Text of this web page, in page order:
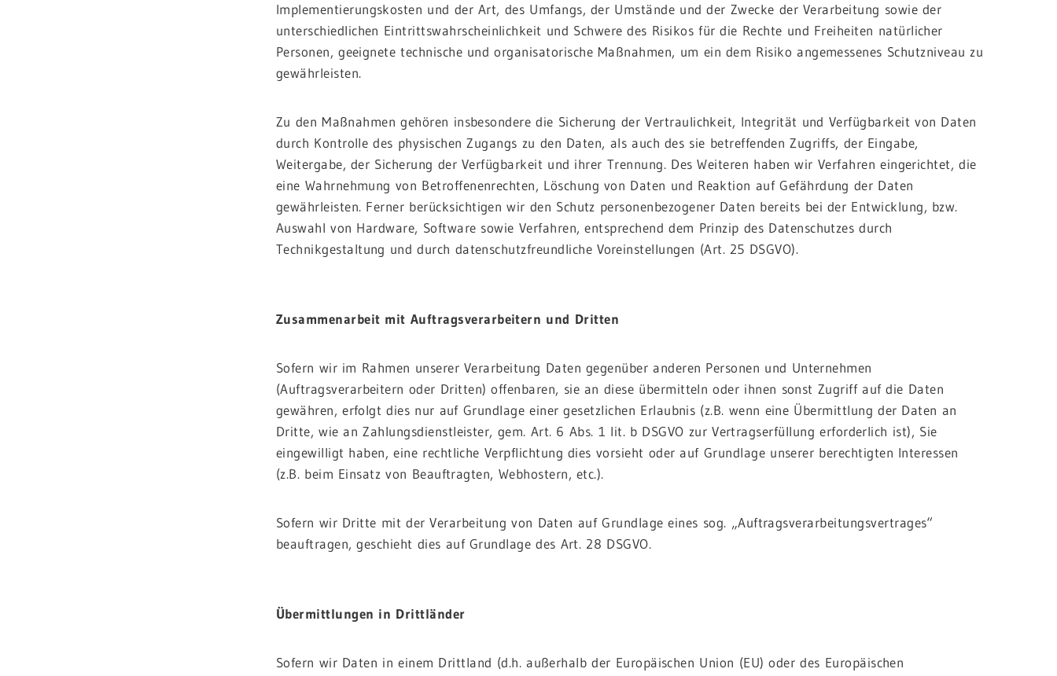
Implementierungskosten und der Art, des Umfangs, der Umstände und der Zwecke der Verarbeitung sowie der
unterschiedlichen Eintrittswahrscheinlichkeit und Schwere des Risikos für die Rechte und Freiheiten natürlicher
Personen, geeignete technische und organisatorische Maßnahmen, um ein dem Risiko angemessenes Schutzniveau zu
gewährleisten.
Zu den Maßnahmen gehören insbesondere die Sicherung der Vertraulichkeit, Integrität und Verfügbarkeit von Daten
durch Kontrolle des physischen Zugangs zu den Daten, als auch des sie betreffenden Zugriffs, der Eingabe,
Weitergabe, der Sicherung der Verfügbarkeit und ihrer Trennung. Des Weiteren haben wir Verfahren eingerichtet, die
eine Wahrnehmung von Betroffenenrechten, Löschung von Daten und Reaktion auf Gefährdung der Daten
gewährleisten. Ferner berücksichtigen wir den Schutz personenbezogener Daten bereits bei der Entwicklung, bzw.
Auswahl von Hardware, Software sowie Verfahren, entsprechend dem Prinzip des Datenschutzes durch
Technikgestaltung und durch datenschutzfreundliche Voreinstellungen (Art. 25 DSGVO).
Zusammenarbeit mit Auftragsverarbeitern und Dritten
Sofern wir im Rahmen unserer Verarbeitung Daten gegenüber anderen Personen und Unternehmen
(Auftragsverarbeitern oder Dritten) offenbaren, sie an diese übermitteln oder ihnen sonst Zugriff auf die Daten
gewähren, erfolgt dies nur auf Grundlage einer gesetzlichen Erlaubnis (z.B. wenn eine Übermittlung der Daten an
Dritte, wie an Zahlungsdienstleister, gem. Art. 6 Abs. 1 lit. b DSGVO zur Vertragserfüllung erforderlich ist), Sie
eingewilligt haben, eine rechtliche Verpflichtung dies vorsieht oder auf Grundlage unserer berechtigten Interessen
(z.B. beim Einsatz von Beauftragten, Webhostern, etc.).
Sofern wir Dritte mit der Verarbeitung von Daten auf Grundlage eines sog. „Auftragsverarbeitungsvertrages“
beauftragen, geschieht dies auf Grundlage des Art. 28 DSGVO.
Übermittlungen in Drittländer
Sofern wir Daten in einem Drittland (d.h. außerhalb der Europäischen Union (EU) oder des Europäischen